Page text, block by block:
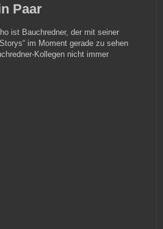
Paar
ist Bauchredner, der mit seiner
im Moment gerade zu sehen
Kollegen nicht immer